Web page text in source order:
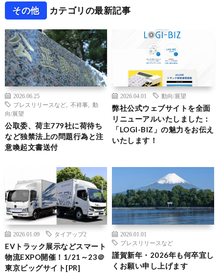
その他 カテゴリの最新記事
2026.06.25
プレスリリースなど
不祥事
動
向/展望
公取委、荷主779社に荷待ち
など独禁法上の問題行為と注
意喚起文書送付
2026.04.01 動向/展望
弊社公式ウェブサイトを全面
リニューアルいたしました：
「LOGI-BIZ」の魅力をお伝え
いたします！
2026.01.09 タイアップ2
EVトラック展示などスマート
物流EXPO開催！1/21～23＠
東京ビッグサイト[PR]
2026.01.01
プレスリリースなど
謹賀新年・2026年も何卒宜し
くお願い申し上げます